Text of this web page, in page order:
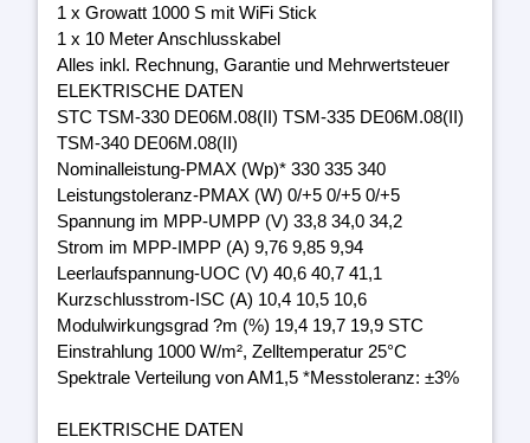
1 x Growatt 1000 S mit WiFi Stick
1 x 10 Meter Anschlusskabel
Alles inkl. Rechnung, Garantie und Mehrwertsteuer
ELEKTRISCHE DATEN
STC TSM-330 DE06M.08(II) TSM-335 DE06M.08(II)
TSM-340 DE06M.08(II)
Nominalleistung-PMAX (Wp)* 330 335 340
Leistungstoleranz-PMAX (W) 0/+5 0/+5 0/+5
Spannung im MPP-UMPP (V) 33,8 34,0 34,2
Strom im MPP-IMPP (A) 9,76 9,85 9,94
Leerlaufspannung-UOC (V) 40,6 40,7 41,1
Kurzschlusstrom-ISC (A) 10,4 10,5 10,6
Modulwirkungsgrad ?m (%) 19,4 19,7 19,9 STC
Einstrahlung 1000 W/m², Zelltemperatur 25°C
Spektrale Verteilung von AM1,5 *Messtoleranz: ±3%
ELEKTRISCHE DATEN